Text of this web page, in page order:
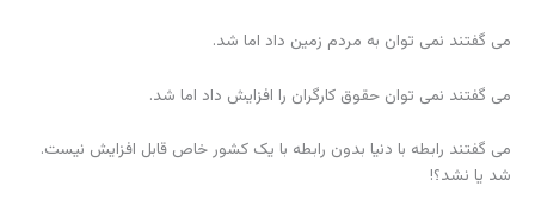
می گفتند نمی توان به مردم زمین داد اما شد.
می گفتند نمی توان حقوق کارگران را افزایش داد اما شد.
می گفتند رابطه با دنیا بدون رابطه با یک کشور خاص قابل افزایش نیست.
شد یا نشد؟!